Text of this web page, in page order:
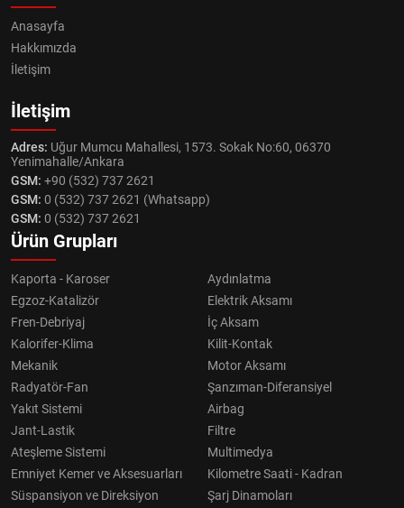
Anasayfa
Hakkımızda
İletişim
İletişim
Adres: Uğur Mumcu Mahallesi, 1573. Sokak No:60, 06370
Yenimahalle/Ankara
GSM: +90 (532) 737 2621
GSM: 0 (532) 737 2621 (Whatsapp)
GSM: 0 (532) 737 2621
Ürün Grupları
Kaporta - Karoser
Aydınlatma
Egzoz-Katalizör
Elektrik Aksamı
Fren-Debriyaj
İç Aksam
Kalorifer-Klima
Kilit-Kontak
Mekanik
Motor Aksamı
Radyatör-Fan
Şanzıman-Diferansiyel
Yakıt Sistemi
Airbag
Jant-Lastik
Filtre
Ateşleme Sistemi
Multimedya
Emniyet Kemer ve Aksesuarları
Kilometre Saati - Kadran
Süspansiyon ve Direksiyon
Şarj Dinamoları